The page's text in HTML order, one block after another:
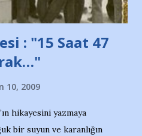
: "15 Saat 47
10, 2009
hikayesini yazmaya
bir suyun ve karanlığın